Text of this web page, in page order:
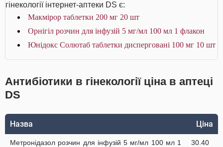
гінекології інтернет-аптеки DS є:
Макмірор таблетки 200 мг 20 шт
Орнігіл розчин для інфузій 5 мг/мл 100 мл 1 флакон
Юнідокс Солютаб таблетки дисперговані 100 мг 10 шт
Антибіотики в гінекології ціна в аптеці
DS
Назва Ціна
Метронідазол розчин для інфузій 5 мг/мл 100 мл 1
30.40